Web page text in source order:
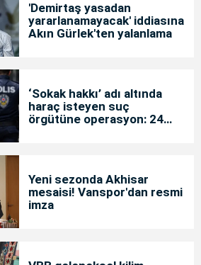
'Demirtaş yasadan
yararlanamayacak' iddiasına
Akın Gürlek'ten yalanlama
‘Sokak hakkı’ adı altında
haraç isteyen suç
örgütüne operasyon: 24
Yeni sezonda Akhisar
mesaisi! Vanspor'dan resmi
imza